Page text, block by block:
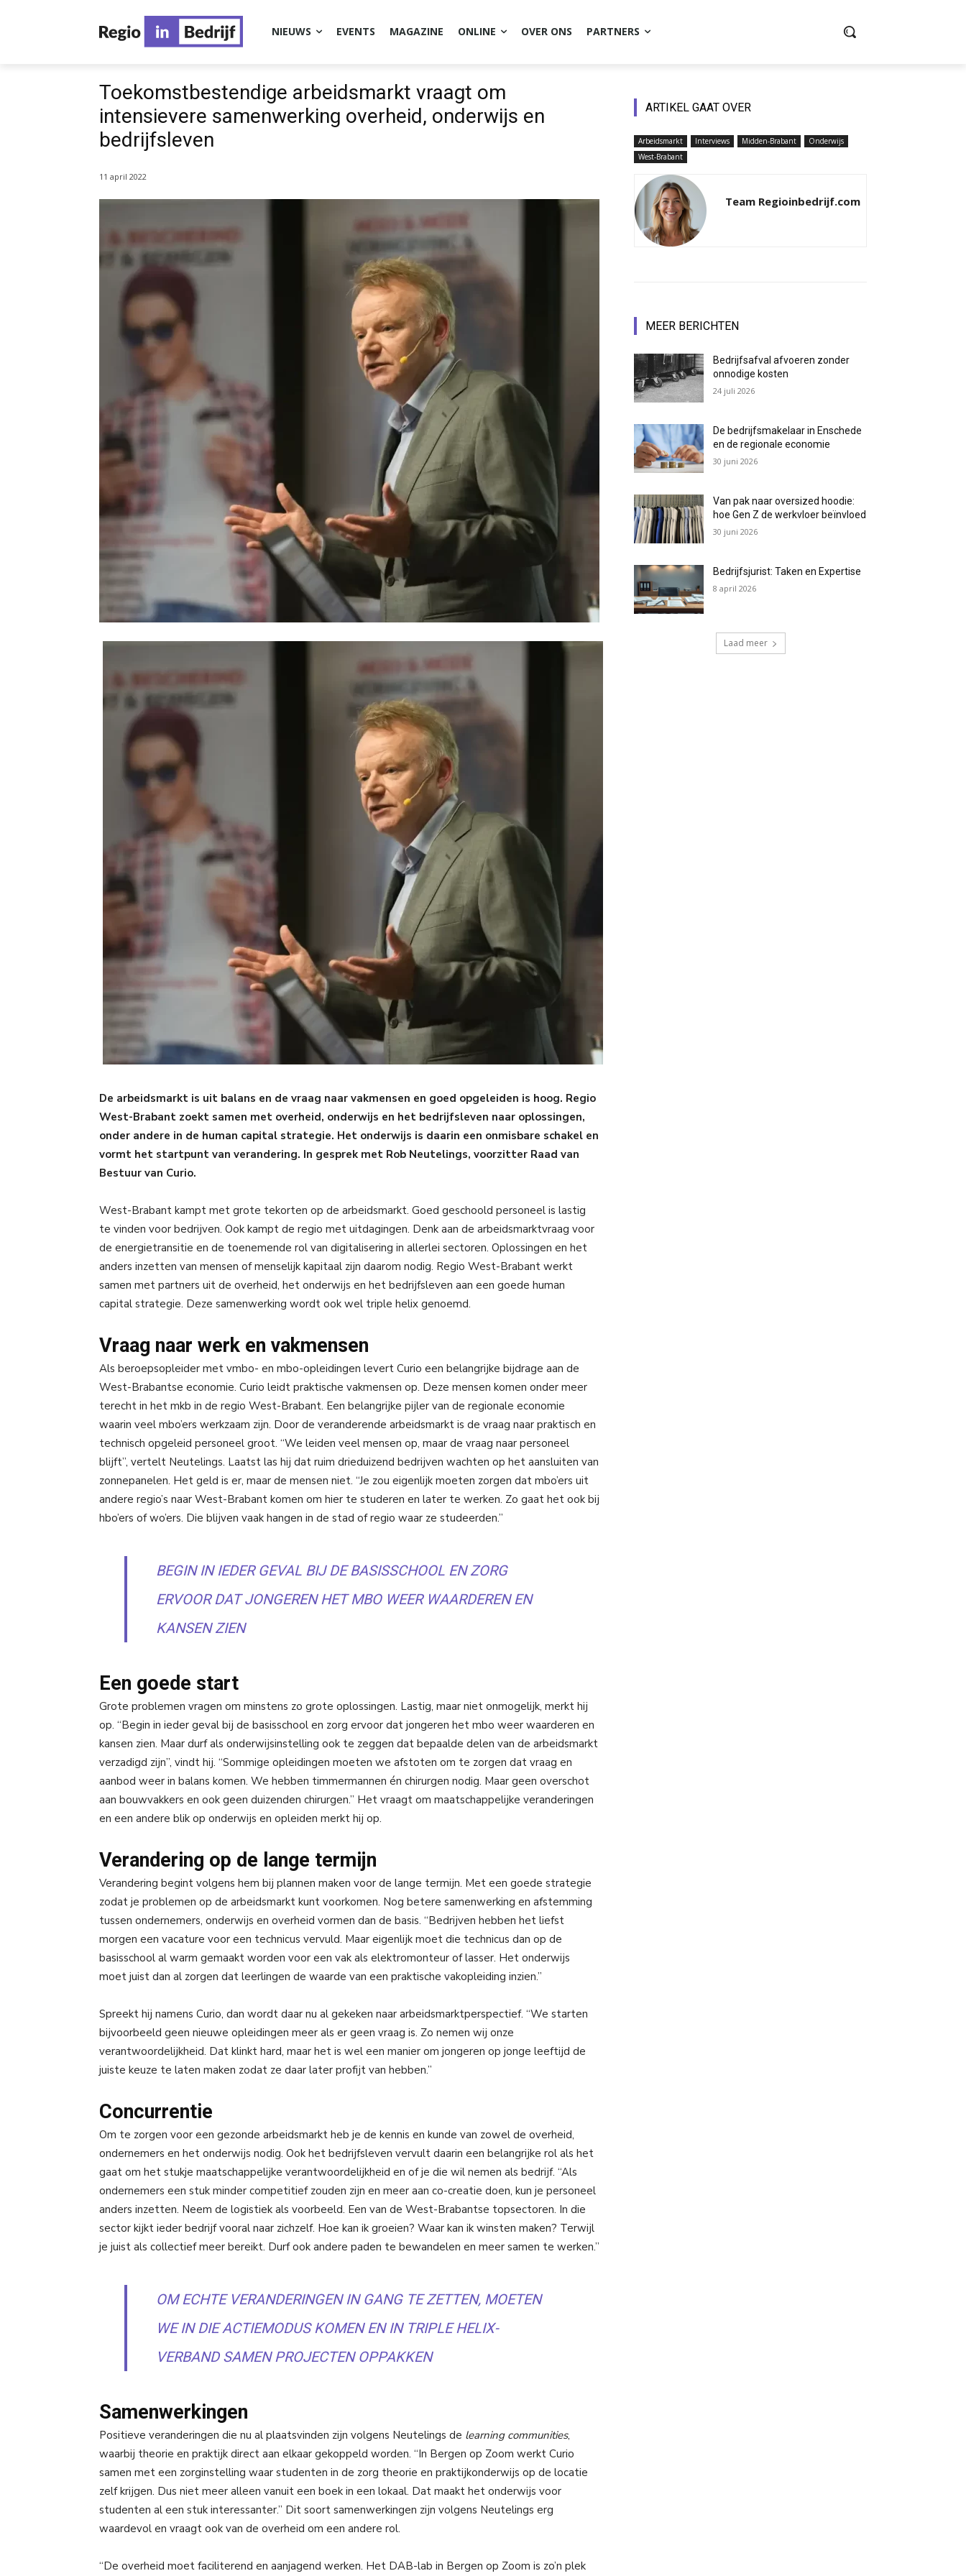
NIEUWS EVENTS MAGAZINE ONLINE OVER ONS PARTNERS
Toekomstbestendige arbeidsmarkt vraagt om
intensievere samenwerking overheid, onderwijs en
bedrijfsleven
11 april 2022
De arbeidsmarkt is uit balans en de vraag naar vakmensen en goed opgeleiden is hoog. Regio
West-Brabant zoekt samen met overheid, onderwijs en het bedrijfsleven naar oplossingen,
onder andere in de human capital strategie. Het onderwijs is daarin een onmisbare schakel en
vormt het startpunt van verandering. In gesprek met Rob Neutelings, voorzitter Raad van
Bestuur van Curio.
West-Brabant kampt met grote tekorten op de arbeidsmarkt. Goed geschoold personeel is lastig
te vinden voor bedrijven. Ook kampt de regio met uitdagingen. Denk aan de arbeidsmarktvraag voor
de energietransitie en de toenemende rol van digitalisering in allerlei sectoren. Oplossingen en het
anders inzetten van mensen of menselijk kapitaal zijn daarom nodig. Regio West-Brabant werkt
samen met partners uit de overheid, het onderwijs en het bedrijfsleven aan een goede human
capital strategie. Deze samenwerking wordt ook wel triple helix genoemd.
Vraag naar werk en vakmensen
Als beroepsopleider met vmbo- en mbo-opleidingen levert Curio een belangrijke bijdrage aan de
West-Brabantse economie. Curio leidt praktische vakmensen op. Deze mensen komen onder meer
terecht in het mkb in de regio West-Brabant. Een belangrijke pijler van de regionale economie
waarin veel mbo’ers werkzaam zijn. Door de veranderende arbeidsmarkt is de vraag naar praktisch en
technisch opgeleid personeel groot. “We leiden veel mensen op, maar de vraag naar personeel
blijft”, vertelt Neutelings. Laatst las hij dat ruim drieduizend bedrijven wachten op het aansluiten van
zonnepanelen. Het geld is er, maar de mensen niet. “Je zou eigenlijk moeten zorgen dat mbo’ers uit
andere regio’s naar West-Brabant komen om hier te studeren en later te werken. Zo gaat het ook bij
hbo’ers of wo’ers. Die blijven vaak hangen in de stad of regio waar ze studeerden.”
BEGIN IN IEDER GEVAL BIJ DE BASISSCHOOL EN ZORG
ERVOOR DAT JONGEREN HET MBO WEER WAARDEREN EN
KANSEN ZIEN
Een goede start
Grote problemen vragen om minstens zo grote oplossingen. Lastig, maar niet onmogelijk, merkt hij
op. “Begin in ieder geval bij de basisschool en zorg ervoor dat jongeren het mbo weer waarderen en
kansen zien. Maar durf als onderwijsinstelling ook te zeggen dat bepaalde delen van de arbeidsmarkt
verzadigd zijn”, vindt hij. “Sommige opleidingen moeten we afstoten om te zorgen dat vraag en
aanbod weer in balans komen. We hebben timmermannen én chirurgen nodig. Maar geen overschot
aan bouwvakkers en ook geen duizenden chirurgen.” Het vraagt om maatschappelijke veranderingen
en een andere blik op onderwijs en opleiden merkt hij op.
Verandering op de lange termijn
Verandering begint volgens hem bij plannen maken voor de lange termijn. Met een goede strategie
zodat je problemen op de arbeidsmarkt kunt voorkomen. Nog betere samenwerking en afstemming
tussen ondernemers, onderwijs en overheid vormen dan de basis. “Bedrijven hebben het liefst
morgen een vacature voor een technicus vervuld. Maar eigenlijk moet die technicus dan op de
basisschool al warm gemaakt worden voor een vak als elektromonteur of lasser. Het onderwijs
moet juist dan al zorgen dat leerlingen de waarde van een praktische vakopleiding inzien.”
Spreekt hij namens Curio, dan wordt daar nu al gekeken naar arbeidsmarktperspectief. “We starten
bijvoorbeeld geen nieuwe opleidingen meer als er geen vraag is. Zo nemen wij onze
verantwoordelijkheid. Dat klinkt hard, maar het is wel een manier om jongeren op jonge leeftijd de
juiste keuze te laten maken zodat ze daar later profijt van hebben.”
Concurrentie
Om te zorgen voor een gezonde arbeidsmarkt heb je de kennis en kunde van zowel de overheid,
ondernemers en het onderwijs nodig. Ook het bedrijfsleven vervult daarin een belangrijke rol als het
gaat om het stukje maatschappelijke verantwoordelijkheid en of je die wil nemen als bedrijf. “Als
ondernemers een stuk minder competitief zouden zijn en meer aan co-creatie doen, kun je personeel
anders inzetten. Neem de logistiek als voorbeeld. Een van de West-Brabantse topsectoren. In die
sector kijkt ieder bedrijf vooral naar zichzelf. Hoe kan ik groeien? Waar kan ik winsten maken? Terwijl
je juist als collectief meer bereikt. Durf ook andere paden te bewandelen en meer samen te werken.”
OM ECHTE VERANDERINGEN IN GANG TE ZETTEN, MOETEN
WE IN DIE ACTIEMODUS KOMEN EN IN TRIPLE HELIX-
VERBAND SAMEN PROJECTEN OPPAKKEN
Samenwerkingen
Positieve veranderingen die nu al plaatsvinden zijn volgens Neutelings de learning communities,
waarbij theorie en praktijk direct aan elkaar gekoppeld worden. “In Bergen op Zoom werkt Curio
samen met een zorginstelling waar studenten in de zorg theorie en praktijkonderwijs op de locatie
zelf krijgen. Dus niet meer alleen vanuit een boek in een lokaal. Dat maakt het onderwijs voor
studenten al een stuk interessanter.” Dit soort samenwerkingen zijn volgens Neutelings erg
waardevol en vraagt ook van de overheid om een andere rol.
“De overheid moet faciliterend en aanjagend werken. Het DAB-lab in Bergen op Zoom is zo’n plek
ARTIKEL GAAT OVER
Arbeidsmarkt Interviews Midden-Brabant
Onderwijs
West-Brabant
Team Regioinbedrijf.com
MEER BERICHTEN
Bedrijfsafval afvoeren zonder
onnodige kosten
24 juli 2026
De bedrijfsmakelaar in Enschede
en de regionale economie
30 juni 2026
Van pak naar oversized hoodie:
hoe Gen Z de werkvloer beïnvloed
30 juni 2026
Bedrijfsjurist: Taken en Expertise
8 april 2026
Laad meer